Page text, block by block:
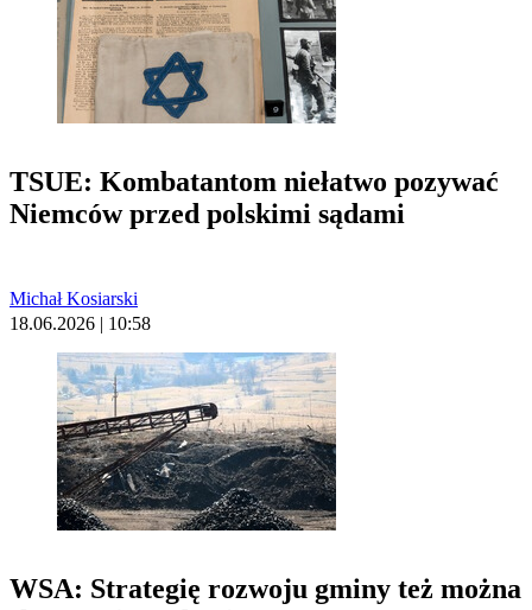
TSUE: Kombatantom niełatwo pozywać
Niemców przed polskimi sądami
Michał Kosiarski
18.06.2026 | 10:58
WSA: Strategię rozwoju gminy też można